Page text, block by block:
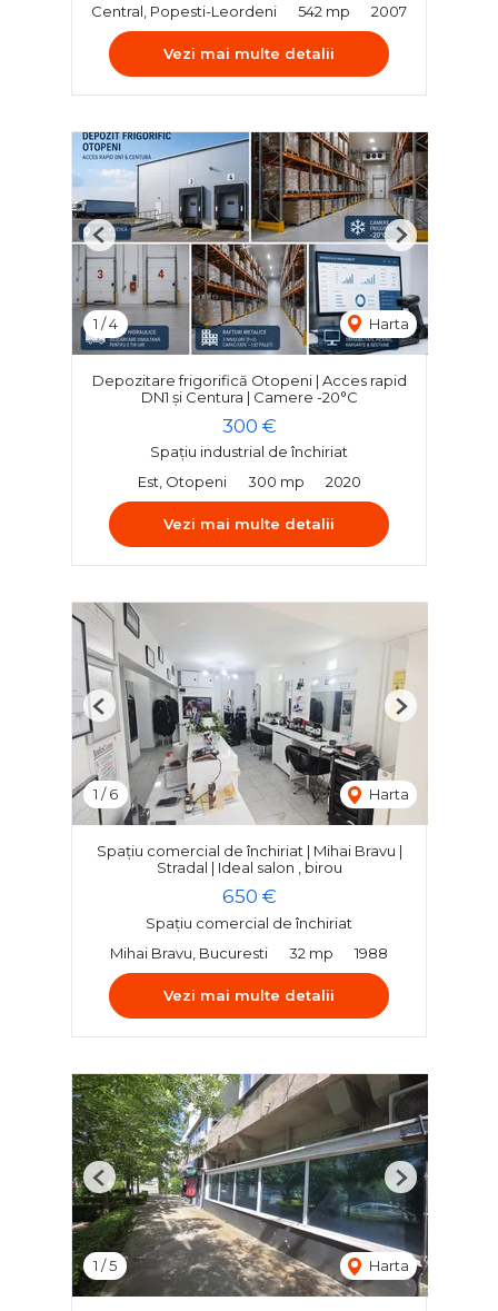
Central, Popesti-Leordeni
542 mp 2007
Vezi mai multe detalii
1 /4 Harta
Previous Next
Depozitare frigorifică Otopeni | Acces rapid
DN1 și Centura | Camere -20°C
300 €
Spațiu industrial de închiriat
Est, Otopeni
300 mp 2020
Vezi mai multe detalii
1 /6 Harta
Previous Next
Spațiu comercial de închiriat | Mihai Bravu |
Stradal | Ideal salon , birou
650 €
Spațiu comercial de închiriat
Mihai Bravu, Bucuresti
32 mp 1988
Vezi mai multe detalii
1 /5 Harta
Previous Next